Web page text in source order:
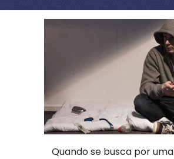
Quando se busca por uma